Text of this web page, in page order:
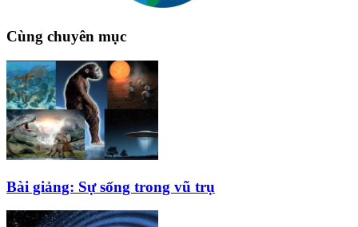
Cùng chuyên mục
Bài giảng: Sự sống trong vũ trụ